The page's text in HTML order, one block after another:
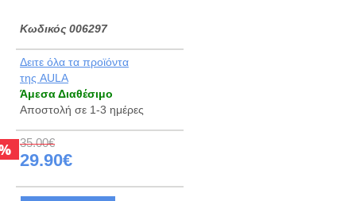
Kωδικός 006297
Δειτε όλα τα προϊόντα
της AULA
Άμεσα Διαθέσιμο
Αποστολή σε 1-3 ημέρες
35.00€
29.90€